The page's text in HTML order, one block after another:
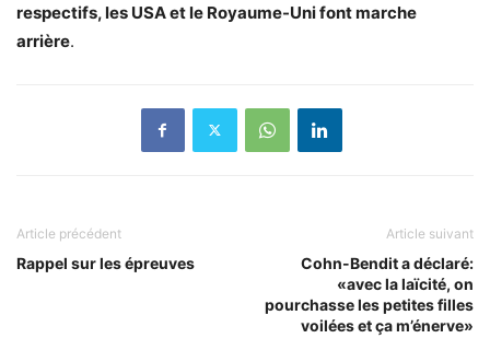
respectifs, les USA et le Royaume-Uni font marche
arrière.
Article précédent
Rappel sur les épreuves
Article suivant
Cohn-Bendit a déclaré:
«avec la laïcité, on
pourchasse les petites filles
voilées et ça m’énerve»